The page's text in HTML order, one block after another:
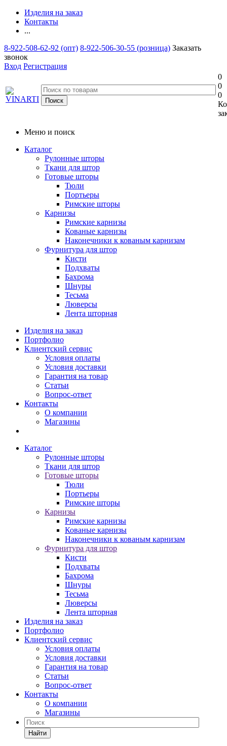
Изделия на заказ
Контакты
...
8-922-508-62-92 (опт) 8-922-506-30-55 (розница) Заказать
звонок
Вход Регистрация
0
0
0
Меню и поиск
Каталог
Рулонные шторы
Ткани для штор
Готовые шторы
Тюли
Портьеры
Римские шторы
Карнизы
Римские карнизы
Кованые карнизы
Наконечники к кованым карнизам
Фурнитура для штор
Кисти
Подхваты
Бахрома
Шнуры
Тесьма
Люверсы
Лента шторная
Изделия на заказ
Портфолио
Клиентский сервис
Условия оплаты
Условия доставки
Гарантия на товар
Статьи
Вопрос-ответ
Контакты
О компании
Магазины
Каталог
Рулонные шторы
Ткани для штор
Готовые шторы
Тюли
Портьеры
Римские шторы
Карнизы
Римские карнизы
Кованые карнизы
Наконечники к кованым карнизам
Фурнитура для штор
Кисти
Подхваты
Бахрома
Шнуры
Тесьма
Люверсы
Лента шторная
Изделия на заказ
Портфолио
Клиентский сервис
Условия оплаты
Условия доставки
Гарантия на товар
Статьи
Вопрос-ответ
Контакты
О компании
Магазины
Найти